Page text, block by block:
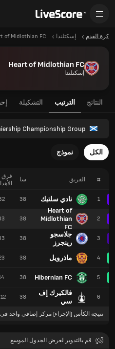
كرة القدم إسكتلندا of Midlothian FC
Heart of Midlothian FC
إسكتلندا
النتائج الترتيب التشكيلة
Championship Group
الكل نموذج
# الفريق
1 نادي سلتيك
2
Heart of
Midlothian
FC
3
جلاسجو
رينجرز
4 ماذرويل
5
Hibernian FC
6
فالكيرك إف
سي
سا
فرق
38
38
38
38
38
38
نتيجة الكأس [الإجراء] مركز إضافي واحد
قم بالتدوير لعرض الجدول الموسع